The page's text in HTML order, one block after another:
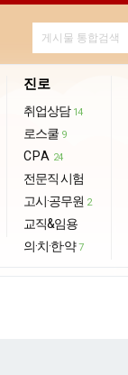
진로
취업상담 14
로스쿨 9
CPA 24
전문직 시험
고시·공무원 2
교직&임용
의·치·한·약 7